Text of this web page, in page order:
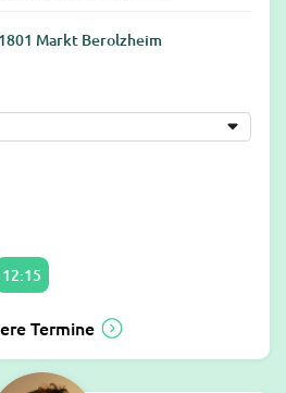
Markt Berolzheim
12:15
Termine